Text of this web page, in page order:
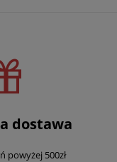
dostawa
powyżej 500zł